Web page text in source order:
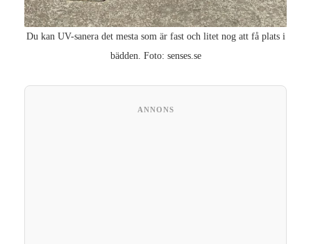
Du kan UV-sanera det mesta som är fast och litet nog att få plats i
bädden. Foto: senses.se
ANNONS